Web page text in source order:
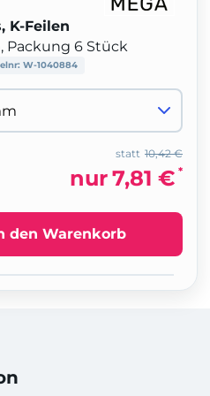
K-Feilen
Packung 6 Stück
W-1040884
10,42 €
statt
nur7,81 € *
den Warenkorb